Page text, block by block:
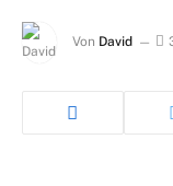
Von David